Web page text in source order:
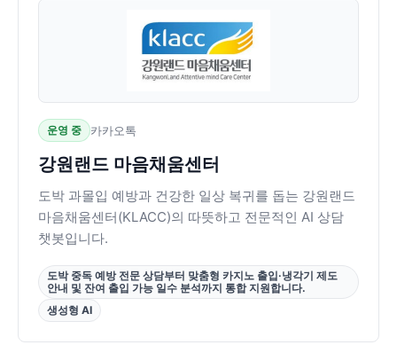
운영 중 카카오톡
강원랜드 마음채움센터
도박 과몰입 예방과 건강한 일상 복귀를 돕는 강원랜드
마음채움센터(KLACC)의 따뜻하고 전문적인 AI 상담
챗봇입니다.
도박 중독 예방 전문 상담부터 맞춤형 카지노 출입·냉각기 제도
안내 및 잔여 출입 가능 일수 분석까지 통합 지원합니다.
생성형 AI